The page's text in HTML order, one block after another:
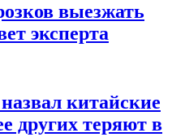
выезжать
эксперта
китайские
других теряют в